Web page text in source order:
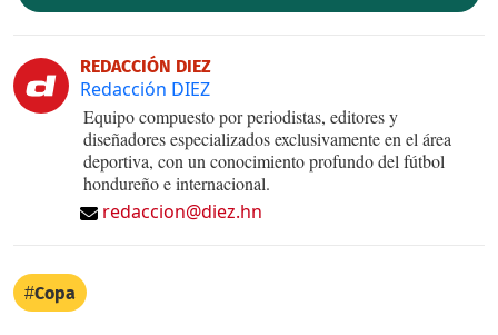
REDACCIÓN DIEZ
Redacción DIEZ
Equipo compuesto por periodistas, editores y
diseñadores especializados exclusivamente en el área
deportiva, con un conocimiento profundo del fútbol
hondureño e internacional.
redaccion@diez.hn
Copa